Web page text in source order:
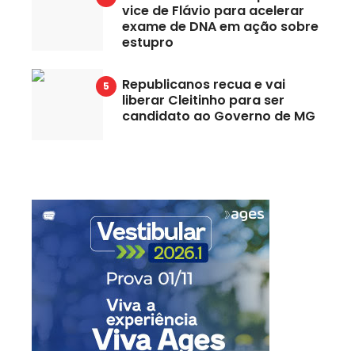
vice de Flávio para acelerar
exame de DNA em ação sobre
estupro
Republicanos recua e vai
liberar Cleitinho para ser
candidato ao Governo de MG